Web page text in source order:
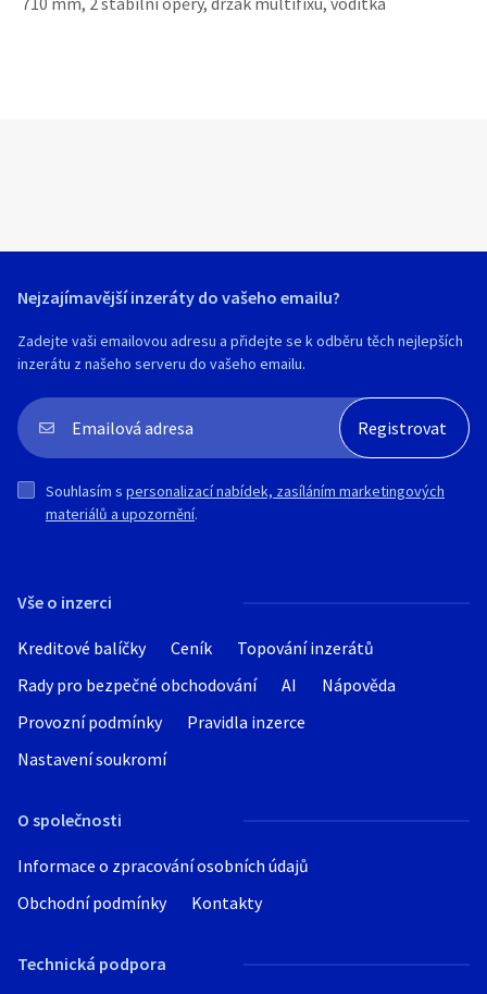
Vše o inzerci
Kreditové balíčky Ceník
Topování inzerátů
Rady pro bezpečné obchodování
AI
Nápověda
Provozní podmínky
Pravidla inzerce
Nastavení soukromí
O společnosti
Informace o zpracování osobních údajů
Obchodní podmínky
Kontakty
Technická podpora
Nejzajímavější inzeráty do vašeho emailu?
Zadejte vaši emailovou adresu a přidejte se k odběru těch nejlepších
inzerátu z našeho serveru do vašeho emailu.
Souhlasím s personalizací nabídek, zasíláním marketingových
materiálů a upozornění.